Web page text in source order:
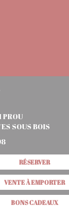
PROU
SOUS BOIS
RÉSERVER
VENTE À EMPORTER
BONS CADEAUX